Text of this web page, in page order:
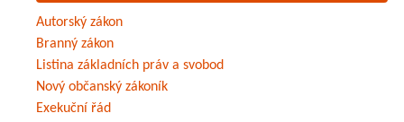
Autorský zákon
Branný zákon
Listina základních práv a svobod
Nový občanský zákoník
Exekuční řád